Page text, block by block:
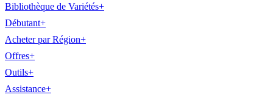
Bibliothèque de Variétés+
Débutant+
Acheter par Région+
Offres+
Outils+
Assistance+